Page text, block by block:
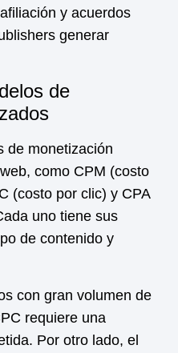
y acuerdos
generar
de
de monetización
como CPM (costo
(costo por clic) y CPA
uno tiene sus
de contenido y
con gran volumen de
requiere una
Por otro lado, el